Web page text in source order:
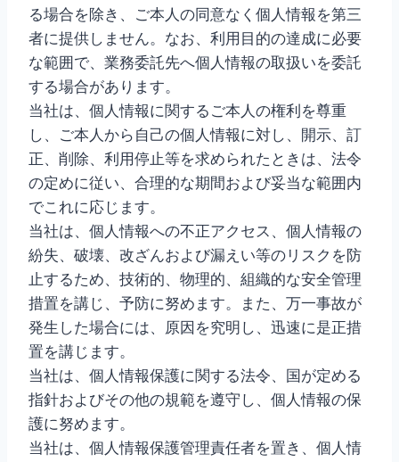
る場合を除き、ご本人の同意なく個人情報を第三
者に提供しません。なお、利用目的の達成に必要
な範囲で、業務委託先へ個人情報の取扱いを委託
する場合があります。
当社は、個人情報に関するご本人の権利を尊重
し、ご本人から自己の個人情報に対し、開示、訂
正、削除、利用停止等を求められたときは、法令
の定めに従い、合理的な期間および妥当な範囲内
でこれに応じます。
当社は、個人情報への不正アクセス、個人情報の
紛失、破壊、改ざんおよび漏えい等のリスクを防
止するため、技術的、物理的、組織的な安全管理
措置を講じ、予防に努めます。また、万一事故が
発生した場合には、原因を究明し、迅速に是正措
置を講じます。
当社は、個人情報保護に関する法令、国が定める
指針およびその他の規範を遵守し、個人情報の保
護に努めます。
当社は、個人情報保護管理責任者を置き、個人情